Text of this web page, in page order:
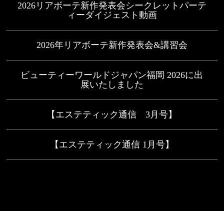
2026リアボーテ新作発表会シークレットパーテ
ィーダイジェスト動画
2026年リアボーテ新作発表会&講習会
ビューティーワールドジャパン福岡 2026に出
展いたしました
【エステティック通信 3月号】
【エステティック通信 1月号】